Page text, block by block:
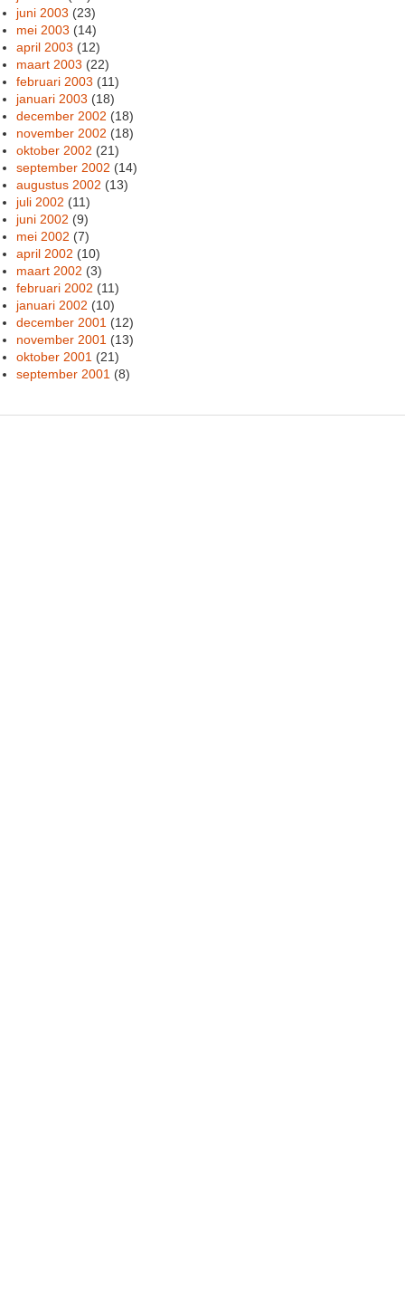
juni 2003 (23)
mei 2003 (14)
april 2003 (12)
maart 2003 (22)
februari 2003 (11)
januari 2003 (18)
december 2002 (18)
november 2002 (18)
oktober 2002 (21)
september 2002 (14)
augustus 2002 (13)
juli 2002 (11)
juni 2002 (9)
mei 2002 (7)
april 2002 (10)
maart 2002 (3)
februari 2002 (11)
januari 2002 (10)
december 2001 (12)
november 2001 (13)
oktober 2001 (21)
september 2001 (8)